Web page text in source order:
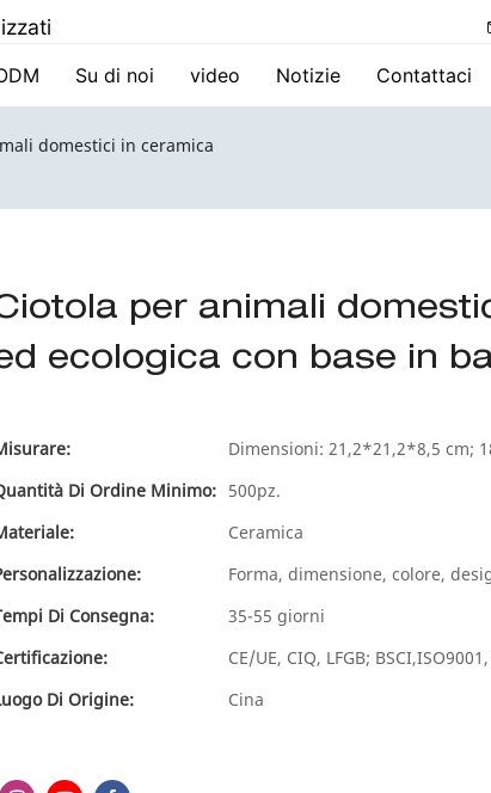
Su di noi video Notizie Contattaci
domestici in ceramica
per animali
ecologica con base in
Dimensioni: 21,2*21,2*8,5 cm;
Di Ordine Minimo: 500pz.
Ceramica
Forma, dimensione, colore,
Di Consegna:
35-55 giorni
CE/UE, CIQ, LFGB;
Di Origine:
Cina